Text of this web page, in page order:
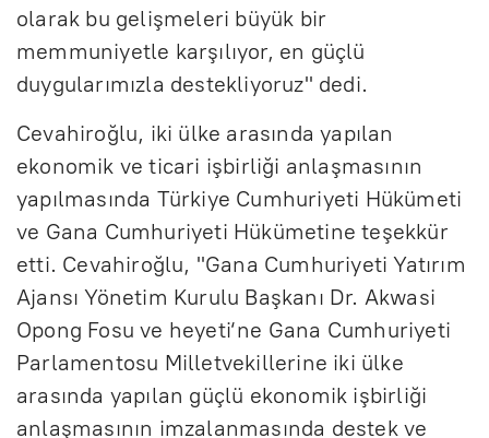
olarak bu gelişmeleri büyük bir
memmuniyetle karşılıyor, en güçlü
duygularımızla destekliyoruz" dedi.
Cevahiroğlu, iki ülke arasında yapılan
ekonomik ve ticari işbirliği anlaşmasının
yapılmasında Türkiye Cumhuriyeti Hükümeti
ve Gana Cumhuriyeti Hükümetine teşekkür
etti. Cevahiroğlu, "Gana Cumhuriyeti Yatırım
Ajansı Yönetim Kurulu Başkanı Dr. Akwasi
Opong Fosu ve heyeti‘ne Gana Cumhuriyeti
Parlamentosu Milletvekillerine iki ülke
arasında yapılan güçlü ekonomik işbirliği
anlaşmasının imzalanmasında destek ve